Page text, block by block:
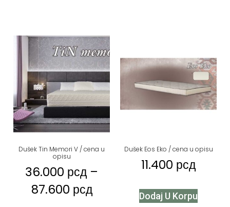
Dušek Tin Memori V / cena u
opisu
36.000 рсд –
87.600 рсд
Dušek Eos Eko / cena u opisu
11.400 рсд
Dodaj U Korpu